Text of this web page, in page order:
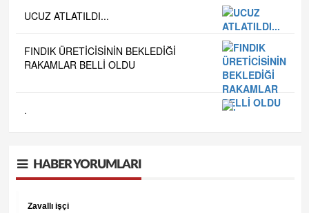
UCUZ ATLATILDI...
FINDIK ÜRETİCİSİNİN BEKLEDİĞİ
RAKAMLAR BELLİ OLDU
.
HABER YORUMLARI
Zavallı işçi